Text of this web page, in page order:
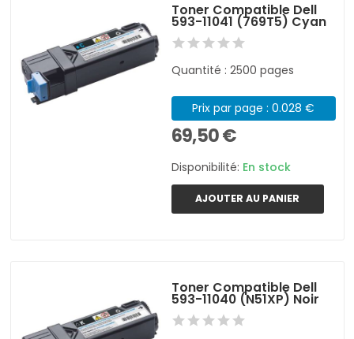
Toner Compatible Dell
593-11041 (769T5) Cyan
Quantité : 2500 pages
Prix par page : 0.028 €
69,50 €
Disponibilité: En stock
AJOUTER AU PANIER
Toner Compatible Dell
593-11040 (N51XP) Noir